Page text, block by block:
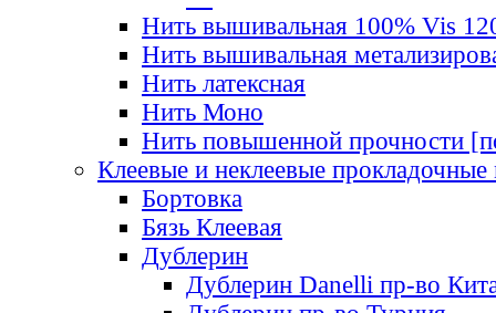
Нить вышивальная 100% Vis
Нить вышивальная
Нить латексная
Нить Моно
Нить повышенной прочности
Клеевые и неклеевые прокладочные
Бортовка
Бязь Клеевая
Дублерин
Дублерин Danelli пр-во